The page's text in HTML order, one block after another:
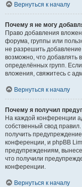
Вернуться к началу
Почему я не могу
Право добавления
форума, группы или
не разрешить
возможно, что добавлять
определённых групп.
вложения, свяжитесь с
Вернуться к началу
Почему я получил
На каждой конференции
собственный свод
получить
конференции, и phpBB
предупреждениям,
что получили
конференции.
Вернуться к началу